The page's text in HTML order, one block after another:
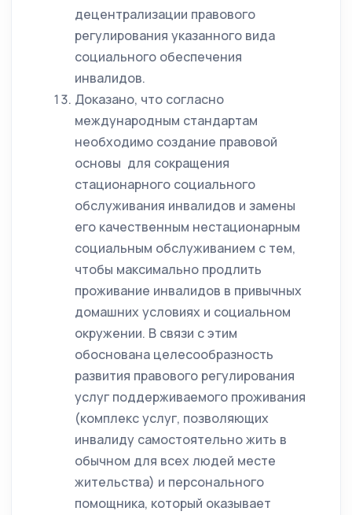
децентрализации правового
регулирования указанного вида
социального обеспечения
инвалидов.
Доказано, что согласно
международным стандартам
необходимо создание правовой
основы для сокращения
стационарного социального
обслуживания инвалидов и замены
его качественным нестационарным
социальным обслуживанием с тем,
чтобы максимально продлить
проживание инвалидов в привычных
домашних условиях и социальном
окружении. В связи с этим
обоснована целесообразность
развития правового регулирования
услуг поддерживаемого проживания
(комплекс услуг, позволяющих
инвалиду самостоятельно жить в
обычном для всех людей месте
жительства) и персонального
помощника, который оказывает